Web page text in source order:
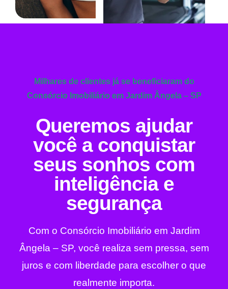
Milhares de clientes já se beneficiaram do
Consórcio Imobiliário em Jardim Ângela – SP
Queremos ajudar
você a conquistar
seus sonhos com
inteligência e
segurança
Com o Consórcio Imobiliário em Jardim
Ângela – SP, você realiza sem pressa, sem
juros e com liberdade para escolher o que
realmente importa.